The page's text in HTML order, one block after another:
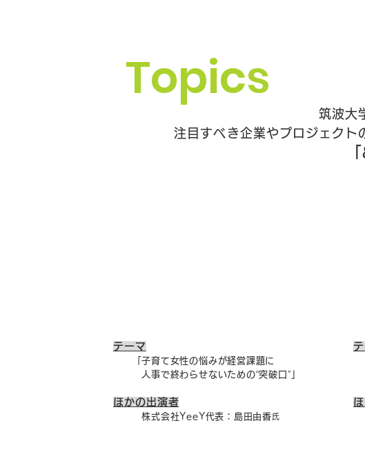
​Topics
筑波大
注目すべき企業やプロジェクト
テーマ
「子育て女性の悩みが経営課題に
​ 人事で終わらせないための“突破口”」
ほかの出演者
株式会社YeeY代表：島田由香 氏